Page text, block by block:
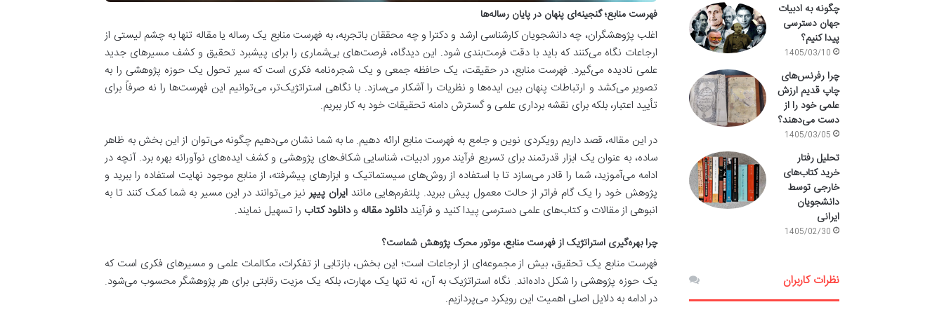
فهرست منابع؛ گنجینه‌ای پنهان در پایان رساله‌ها
اغلب پژوهشگران، چه دانشجویان کارشناسی ارشد و دکترا و چه محققان باتجربه، به فهرست منابع یک رساله یا مقاله تنها به چشم لیستی از
ارجاعات نگاه می‌کنند که باید با دقت فرمت‌بندی شود. این دیدگاه، فرصت‌های بی‌شماری را برای پیشبرد تحقیق و کشف مسیرهای جدید
علمی نادیده می‌گیرد. فهرست منابع، در حقیقت، یک حافظه جمعی و یک شجره‌نامه فکری است که سیر تحول یک حوزه پژوهشی را به
تصویر می‌کشد و ارتباطات پنهان بین ایده‌ها و نظریات را آشکار می‌سازد. با نگاهی استراتژیک‌تر، می‌توانیم این فهرست‌ها را نه صرفاً برای
تأیید اعتبار، بلکه برای نقشه برداری علمی و گسترش دامنه تحقیقات خود به کار ببریم.
در این مقاله، قصد داریم رویکردی نوین و جامع به فهرست منابع ارائه دهیم. ما به شما نشان می‌دهیم چگونه می‌توان از این بخش به ظاهر
ساده، به عنوان یک ابزار قدرتمند برای تسریع فرآیند مرور ادبیات، شناسایی شکاف‌های پژوهشی و کشف ایده‌های نوآورانه بهره برد. آنچه در
ادامه می‌آموزید، شما را قادر می‌سازد تا با استفاده از روش‌های سیستماتیک و ابزارهای پیشرفته، از منابع موجود نهایت استفاده را ببرید و
پژوهش خود را یک گام فراتر از حالت معمول پیش ببرید. پلتفرم‌هایی مانندایران پیپر نیز می‌توانند در این مسیر به شما کمک کنند تا به
انبوهی از مقالات و کتاب‌های علمی دسترسی پیدا کنید و فرآینددانلود مقاله ودانلود کتاب را تسهیل نمایند.
چرا بهره‌گیری استراتژیک از فهرست منابع، موتور محرک پژوهش شماست؟
فهرست منابع یک تحقیق، بیش از مجموعه‌ای از ارجاعات است؛ این بخش، بازتابی از تفکرات، مکالمات علمی و مسیرهای فکری است که
یک حوزه پژوهشی را شکل داده‌اند. نگاه استراتژیک به آن، نه تنها یک مهارت، بلکه یک مزیت رقابتی برای هر پژوهشگر محسوب می‌شود.
در ادامه به دلایل اصلی اهمیت این رویکرد می‌پردازیم.
چگونه به ادبیات
جهان دسترسی
پیدا کنیم؟
1405/03/10
چرا رفرنس‌های
چاپ قدیم ارزش
علمی خود را از
دست می‌دهند؟
1405/03/05
تحلیل رفتار
خرید کتاب‌های
خارجی توسط
دانشجویان
ایرانی
1405/02/30
نظرات کاربران